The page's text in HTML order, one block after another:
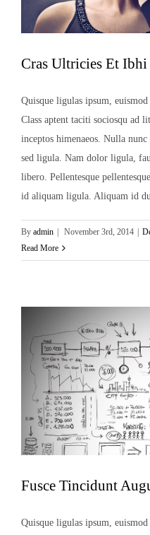
Cras Ultricies Et Ibhi
Quisque ligulas ipsum,
Class aptent taciti sociosqu ad
inceptos himenaeos. Nulla
sed ligula. Nam dolor ligula,
libero. Pellentesque
id aliquam ligula. Aliquam id
By admin | November 3rd, 2014 |
Read More
Fusce Tincidunt
Quisque ligulas ipsum,